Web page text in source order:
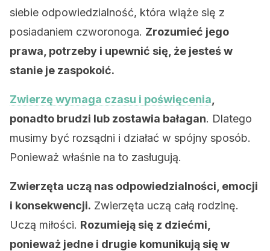
siebie odpowiedzialność, która wiąże się z
posiadaniem czworonoga. Zrozumieć jego
prawa, potrzeby i upewnić się, że jesteś w
stanie je zaspokoić.
Zwierzę wymaga czasu i poświęcenia
ponadto brudzi lub zostawia bałagan. Dlatego
musimy być rozsądni i działać w spójny sposób.
Ponieważ właśnie na to zasługują.
Zwierzęta uczą nas odpowiedzialności, emocji
i konsekwencji. Zwierzęta uczą całą rodzinę.
Uczą miłości. Rozumieją się z dziećmi,
ponieważ jedne i drugie komunikują się w